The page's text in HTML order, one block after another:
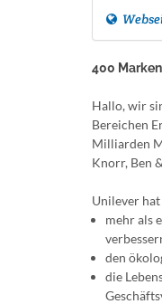
400
Hallo, wir
Bereichen
Milliarden
Knorr, Ben
Unilever hat
mehr als
den
die